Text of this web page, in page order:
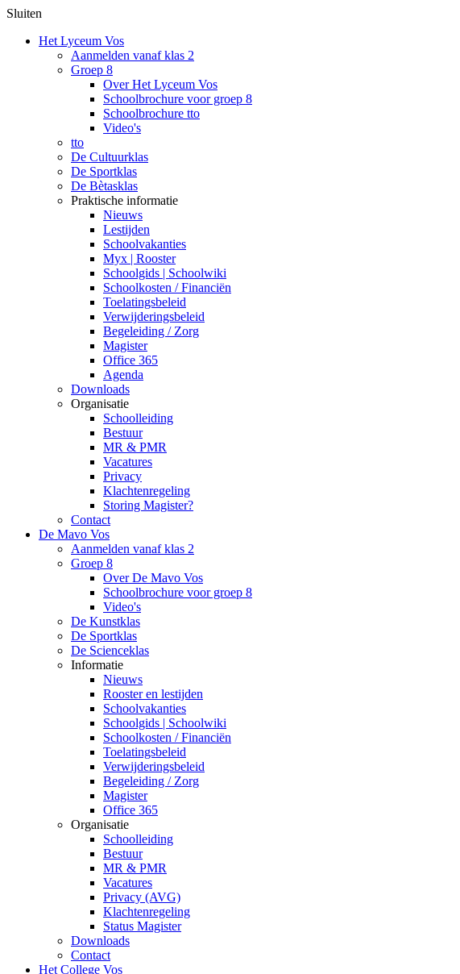
Sluiten
Het Lyceum Vos
Aanmelden vanaf klas 2
Groep 8
Over Het Lyceum Vos
Schoolbrochure voor groep 8
Schoolbrochure tto
Video's
tto
De Cultuurklas
De Sportklas
De Bètasklas
Praktische informatie
Nieuws
Lestijden
Schoolvakanties
Myx | Rooster
Schoolgids | Schoolwiki
Schoolkosten / Financiën
Toelatingsbeleid
Verwijderingsbeleid
Begeleiding / Zorg
Magister
Office 365
Agenda
Downloads
Organisatie
Schoolleiding
Bestuur
MR & PMR
Vacatures
Privacy
Klachtenregeling
Storing Magister?
Contact
De Mavo Vos
Aanmelden vanaf klas 2
Groep 8
Over De Mavo Vos
Schoolbrochure voor groep 8
Video's
De Kunstklas
De Sportklas
De Scienceklas
Informatie
Nieuws
Rooster en lestijden
Schoolvakanties
Schoolgids | Schoolwiki
Schoolkosten / Financiën
Toelatingsbeleid
Verwijderingsbeleid
Begeleiding / Zorg
Magister
Office 365
Organisatie
Schoolleiding
Bestuur
MR & PMR
Vacatures
Privacy (AVG)
Klachtenregeling
Status Magister
Downloads
Contact
Het College Vos